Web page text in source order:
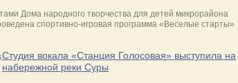
Дома народного творчества для детей микрорайона
спортивно-игровая программа «Веселые старты»
Студия вокала «Станция Голосовая» выступила на
набережной реки Суры